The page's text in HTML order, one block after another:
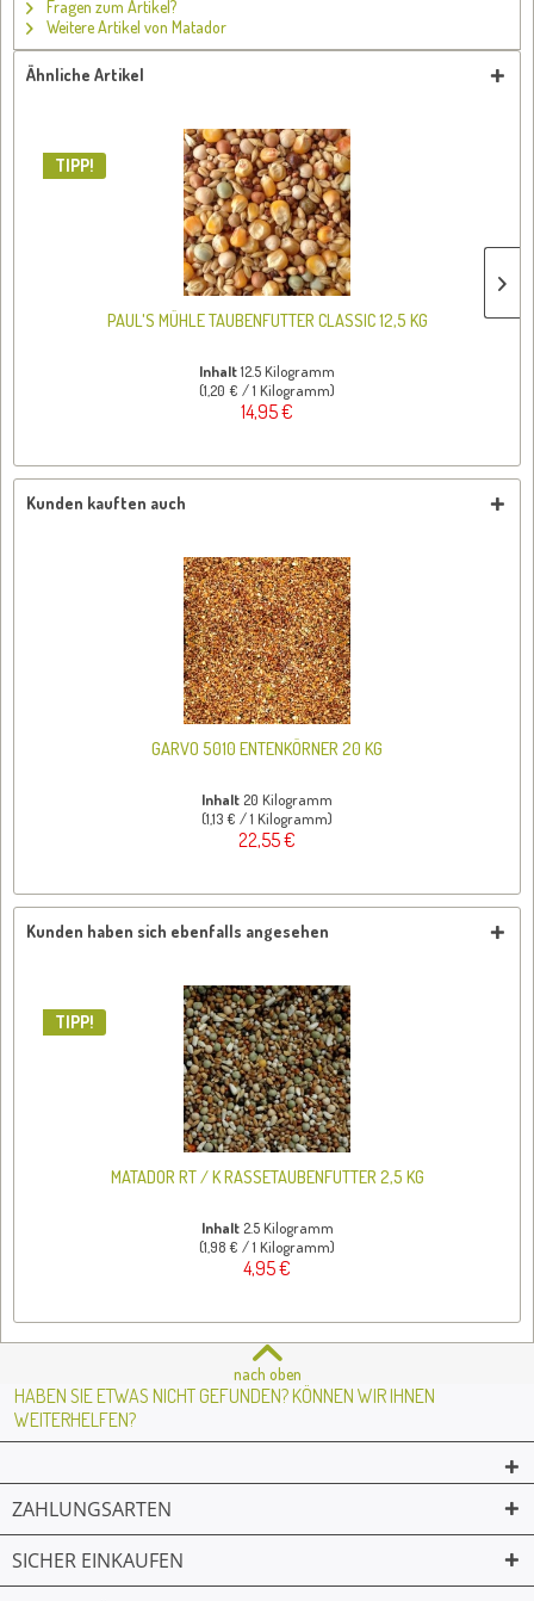
Fragen zum Artikel?
Weitere Artikel von Matador
Ähnliche Artikel
TIPP!
PAUL'S MÜHLE TAUBENFUTTER CLASSIC 12,5 KG
Inhalt12.5 Kilogramm
(1,20 € / 1 Kilogramm)
14,95 €
Kunden kauften auch
GARVO 5010 ENTENKÖRNER 20 KG
Inhalt 20 Kilogramm
(1,13 € / 1 Kilogramm)
22,55 €
Kunden haben sich ebenfalls angesehen
TIPP!
MATADOR RT / K RASSETAUBENFUTTER 2,5 KG
Inhalt 2.5 Kilogramm
(1,98 € / 1 Kilogramm)
4,95 €
nach oben
HABEN SIE ETWAS NICHT GEFUNDEN? KÖNNEN WIR IHNEN
WEITERHELFEN?
ZAHLUNGSARTEN
SICHER EINKAUFEN